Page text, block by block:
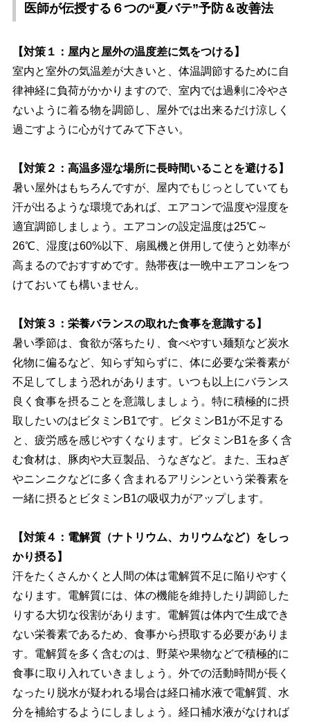
医師が伝授する６つの“夏バテ”予防＆改善法
【対策１：屋内と屋外の温度差に気をつける】
室内と室外の気温差が大きいと、体温調節するために自
律神経に負荷がかかりますので、室内では過剰に冷やさ
ないように着る物を調節し、屋外では出来るだけ涼しく
過ごすように心がけてみて下さい。
【対策２：高温多湿な場所に長時間いることを避ける】
暑い屋外はもちろんですが、屋内でもじっとしていても
汗が出るような環境であれば、エアコンで温度や湿度を
適宜調節しましょう。エアコンの設定温度は25℃～
26℃、湿度は60%以下、扇風機と併用して使うと効率が
高まるのでおすすめです。熱帯夜は一晩中エアコンをつ
けておいても構いません。
【対策３：栄養バランスの取れた食事を意識する】
暑い季節は、食欲が落ちたり、食べやすい麺類など炭水
化物に偏るなど、知らず知らずに、体に必要な栄養素が
不足してしまう恐れがあります。いつも以上にバランス
良く食事を摂ることを意識しましょう。特に積極的に摂
取したいのはビタミンB1です。ビタミンB1が不足する
と、疲労感を感じやすくなります。ビタミンB1を多く含
む食材は、豚肉や大豆製品、うなぎなど。また、玉ねぎ
ニンニクなどに多く含まれるアリシンという栄養素を
一緒に摂るとビタミンB1の吸収力がアップします。
【対策４：電解質（ナトリウム、カリウムなど）をしっ
かり摂る】
汗をたくさんかくと人間の体は電解質不足に陥りやすく
なります。電解質には、体の機能を維持したり調節した
りする大切な役割があります。電解質は体内で生成でき
ない栄養素であるため、食事から摂取する必要がありま
す。電解質を多く含むのは、野菜や果物などで積極的に
食事に取り入れていきましょう。外での活動時間が長く
なったり脱水が疑われる場合は経口補水液で電解質、水
分を補給するようにしましょう。経口補水液がなければ